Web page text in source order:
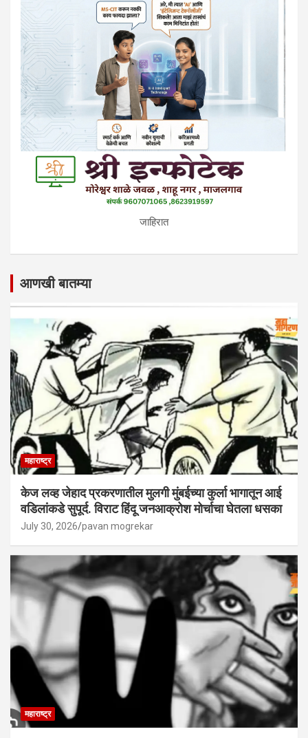
जाहिरात
आणखी बातम्या
महाराष्ट्र
केज लव्ह जेहाद प्रकरणातील मुलगी मुंबईच्या कुर्ला भागातून आई
वडिलांकडे सुपूर्द. विराट हिंदू जनआक्रोश मोर्चाचा घेतला धसका
July 30, 2026 pavan mogrekar
महाराष्ट्र